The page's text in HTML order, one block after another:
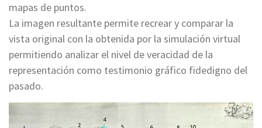
mapas de puntos.
La imagen resultante permite recrear y comparar la
vista original con la obtenida por la simulación virtual
permitiendo analizar el nivel de veracidad de la
representación como testimonio gráfico fidedigno del
pasado.